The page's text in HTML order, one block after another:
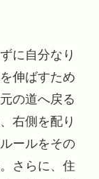
に自分なり
伸ばすため
の道へ戻る
右側を配り
ールをその
さらに、住